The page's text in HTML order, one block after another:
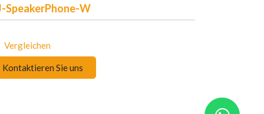
SpeakerPhone-W
Vergleichen
Kontaktieren Sie uns